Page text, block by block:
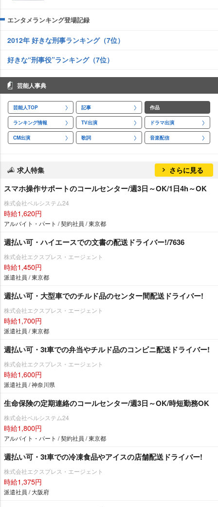
エンタメランキング登場記録
2012年 好きな刑事ランキング（7位）
好きな“刑事役”ランキング（7位）
芸能人事典
芸能人TOP 記事 作品
ランキング情報 TV出演 ドラマ出演
CM出演 歌詞 音楽配信
求人特集 さらに見る
スマホ操作サポートのコールセンター/週3日～OK/1日4h～OK
株式会社ベルシステム24
時給1,620円
アルバイト・パート / 契約社員 / 東京都
週払い可・ハイエースでの文書の配送ドライバー!/7636
株式会社エクスプレス・エージェント
時給1,450円
派遣社員 / 東京都
週払い可・大型車でのチルド品のセンター間配送ドライバー!
株式会社エクスプレス・エージェント
時給1,700円
派遣社員 / 東京都
週払い可・3t車での弁当やチルド品のコンビニ配送ドライバー!
株式会社エクスプレス・エージェント
時給1,600円
派遣社員 / 神奈川県
生命保険の定期連絡のコールセンター/週3日～OK/時短勤務OK
株式会社ベルシステム24
時給1,800円
アルバイト・パート / 契約社員 / 東京都
週払い可・3t車での冷凍食品やアイスの店舗配送ドライバー!
株式会社エクスプレス・エージェント
時給1,375円
派遣社員 / 大阪府